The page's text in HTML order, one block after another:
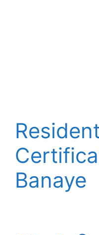
Banaye